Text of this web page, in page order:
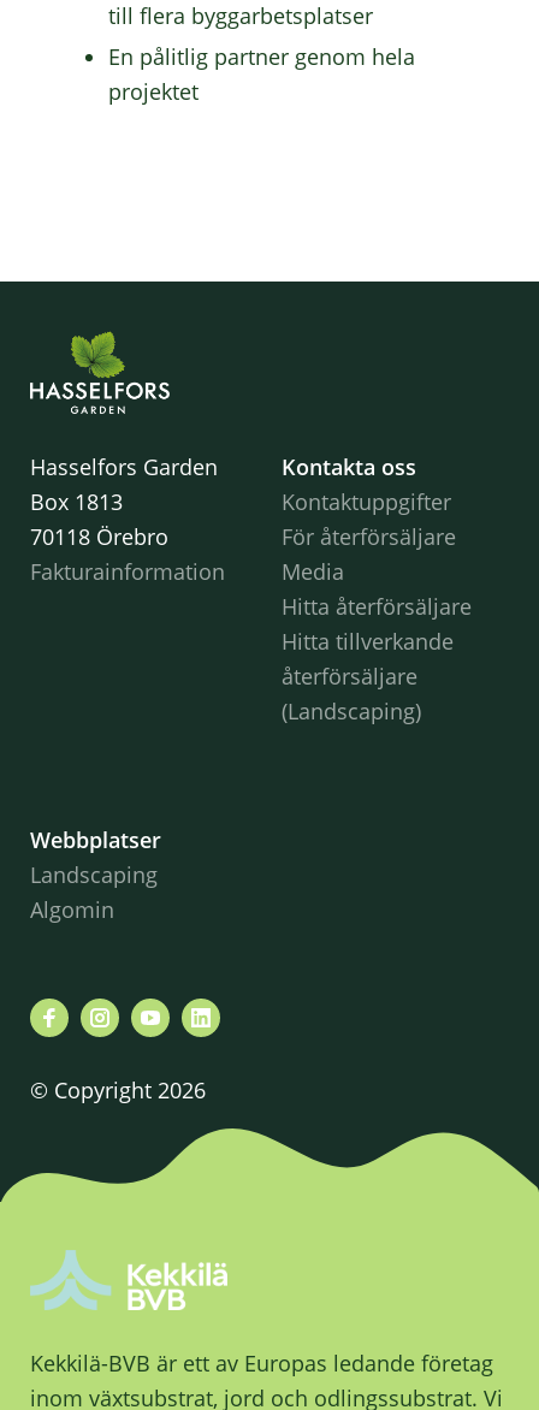
till flera byggarbetsplatser
En pålitlig partner genom hela
projektet
Hasselfors Garden
Box 1813
70118 Örebro
Fakturainformation
Kontakta oss
Kontaktuppgifter
För återförsäljare
Media
Hitta återförsäljare
Hitta tillverkande
återförsäljare
(Landscaping)
Webbplatser
Landscaping
Algomin
© Copyright 2026
Kekkilä-BVB är ett av Europas ledande företag
inom växtsubstrat, jord och odlingssubstrat. Vi